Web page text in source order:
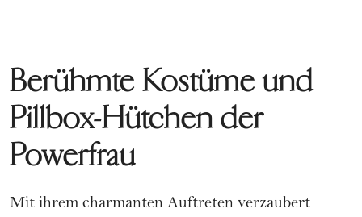
Berühmte Kostüme und
Pillbox-Hütchen der
Powerfrau
Mit ihrem charmanten Auftreten verzaubert